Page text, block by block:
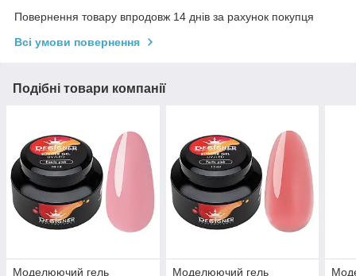
Повернення товару впродовж 14 днів за рахунок покупця
Всі умови повернення
Подібні товари компанії
Моделюючий гель
Моделюючий гель